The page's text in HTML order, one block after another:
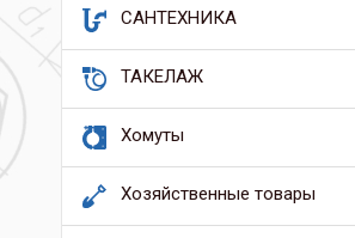
САНТЕХНИКА
ТАКЕЛАЖ
Хомуты
Хозяйственные товары